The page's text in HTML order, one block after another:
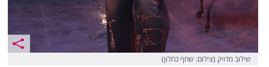
שילוב מדויק (צילום: שחף כחלון)